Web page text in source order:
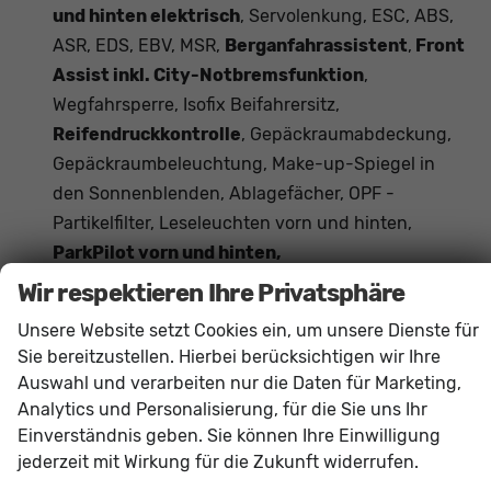
und hinten elektrisch, Servolenkung, ESC, ABS,
ASR, EDS, EBV, MSR, Berganfahrassistent, Front
Assist inkl. City-Notbremsfunktion,
Wegfahrsperre, Isofix Beifahrersitz,
Reifendruckkontrolle, Gepäckraumabdeckung,
Gepäckraumbeleuchtung, Make-up-Spiegel in
den Sonnenblenden, Ablagefächer, OPF -
Partikelfilter, Leseleuchten vorn und hinten,
ParkPilot vorn und hinten,
Fußgängererkennung,
Verkehrszeichenerkennung,
Beifahrersitzlehne umklappbar, Start-Stopp-
Anlage, Mittelarmlehne vorne, Dachreling
Schwarz, Müdigkeitserkennung, Tire-Mobility-
Set,Außenspiegel elektrisch anklappbar,
Lenksäule verstellbar,Vordersitze
Wir respektieren Ihre Privatsphäre
Unsere Website setzt Cookies ein, um unsere Dienste für
Sie bereitzustellen. Hierbei berücksichtigen wir Ihre
Auswahl und verarbeiten nur die Daten für Marketing,
Analytics und Personalisierung, für die Sie uns Ihr
Einverständnis geben. Sie können Ihre Einwilligung
jederzeit mit Wirkung für die Zukunft widerrufen.